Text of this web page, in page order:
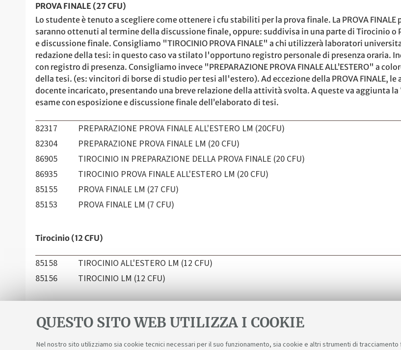
QUESTO SITO WEB UTILIZZA I COOKIE
Nel nostro sito utilizziamo sia cookie tecnici necessari per il suo funzionamento, sia cookie e altri strumenti di
PROVA FINALE (27 CFU)
Lo studente è tenuto a scegliere come ottenere i cfu stabiliti per la prova finale. La PROVA
saranno ottenuti al termine della discussione finale, oppure: suddivisa in una parte di Tirocinio o
e discussione finale. Consigliamo "TIROCINIO PROVA FINALE" a chi utilizzerà laboratori
redazione della tesi: in questo caso va stilato l'opportuno registro personale di presenza oraria.
con registro di presenza. Consigliamo invece "PREPARAZIONE PROVA FINALE ALL’ESTERO" a
della tesi. (es: vincitori di borse di studio per tesi all'estero). Ad eccezione della PROVA FINALE,
docente incaricato, presentando una breve relazione della attività svolta. A queste va aggiunta la
esame con esposizione e discussione finale dell’elaborato di tesi.
82317 PREPARAZIONE PROVA FINALE ALL'ESTERO LM (20CFU)
82304
PREPARAZIONE PROVA FINALE LM (20 CFU)
86905
TIROCINIO IN PREPARAZIONE DELLA PROVA FINALE (20 CFU)
86935
TIROCINIO PROVA FINALE ALL'ESTERO LM (20 CFU)
85155
PROVA FINALE LM (27 CFU)
85153
PROVA FINALE LM (7 CFU)
Tirocinio (12 CFU)
85158 TIROCINIO ALL'ESTERO LM (12 CFU)
85156
TIROCINIO LM (12 CFU)